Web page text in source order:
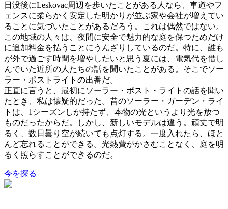
日没後にLeskovac周辺を歩いたことがある人なら、車道やフ
ェンスに柔らかく安定した明かりが並ぶ家や会社が増えてい
ることに気づいたことがあるだろう。これは偶然ではない。
この地域の人々は、夜間に安全で魅力的な庭を保つためだけ
に追加料金を払うことにうんざりしているのだ。特に、誰も
が外で過ごす時間を増やしたいと思う夏には、電気代を惜し
んでいた近所の人たちの話を聞いたことがある。そこでソー
ラー・ポストライトの出番だ。
正直に言うと、最初にソーラー・ポスト・ライトの話を聞い
たとき、私は懐疑的だった。昔のソーラー・ガーデン・ライ
トは、1シーズンしか持たず、本物の光というより光を放つ
ものだったからだ。しかし、新しいモデルは違う。頑丈で明
るく、数日曇り空が続いても点灯する。一度入れたら、ほと
んど忘れることができる。光熱費がかさむことなく、庭を明
るく照らすことができるのだ。
今を探る